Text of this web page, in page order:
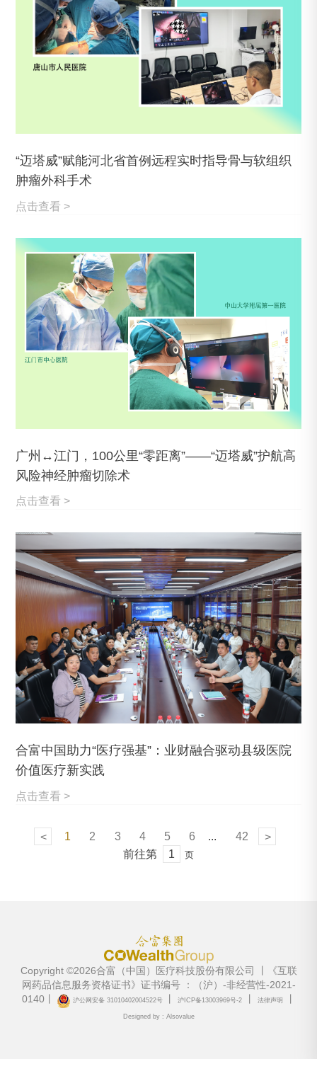
“迈塔威”赋能河北省首例远程实时指导骨与软组织
肿瘤外科手术
点击查看 >
广州↔江门，100公里“零距离”——“迈塔威”护航高
风险神经肿瘤切除术
点击查看 >
合富中国助力“医疗强基”：业财融合驱动县级医院
价值医疗新实践
点击查看 >
< 1 2 3 4 5 6 ... 42
>
前往第
页
Copyright ©2026合富（中国）医疗科技股份有限公司 丨《互联
网药品信息服务资格证书》证书编号 ：（沪）-非经营性-2021-
0140丨
沪公网安备 31010402004522号 沪ICP备13003969号-2丨 法律声明
Designed by : Alsovalue